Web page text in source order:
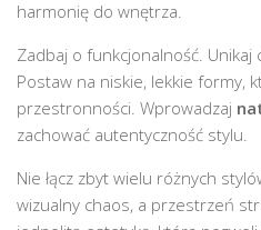
harmonię do wnętrza.
Zadbaj o funkcjonalność. Unikaj
Postaw na niskie, lekkie formy,
przestronności. Wprowadzaj
zachować autentyczność stylu.
Nie łącz zbyt wielu różnych
wizualny chaos, a przestrzeń